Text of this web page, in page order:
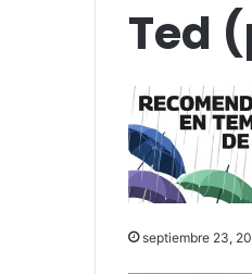
Ted
septiembre 23,